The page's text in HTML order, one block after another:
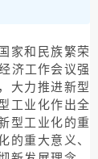
家和民族繁荣
济工作会议强
大力推进新型
工业化作出全
型工业化的重
重大意义、